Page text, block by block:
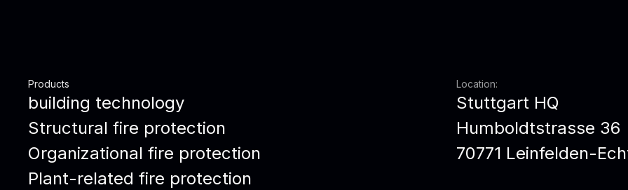
Products
building technology
Structural fire protection
Organizational fire protection
Plant-related fire protection
Location:
Stuttgart HQ
Humboldtstrasse 36
70771 Leinfelden-